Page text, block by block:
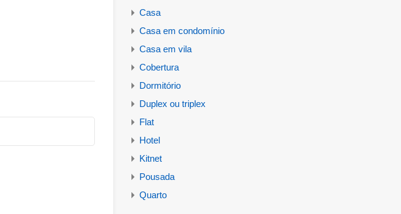
Casa
Casa em condomínio
Casa em vila
Cobertura
Dormitório
Duplex ou triplex
Flat
Hotel
Kitnet
Pousada
Quarto